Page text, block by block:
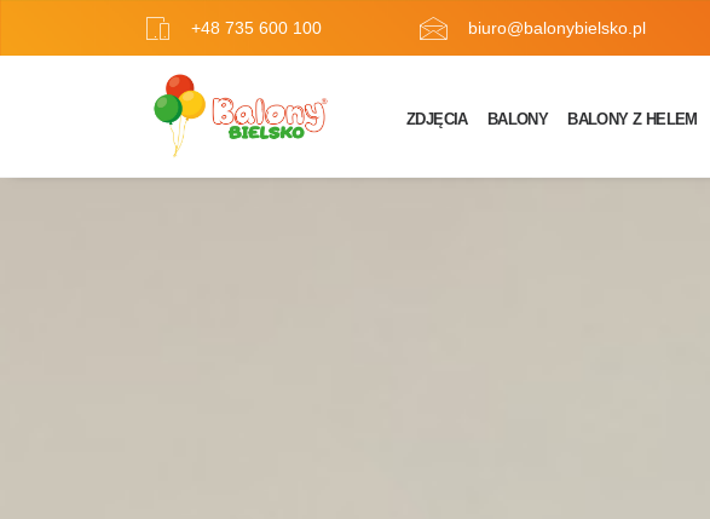
+48 735 600 100 biuro@balonybielsko.pl
ZDJĘCIA BALONY BALONY Z HELEM